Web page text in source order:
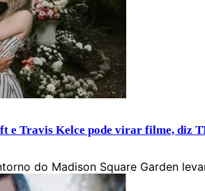
e Travis Kelce pode virar filme, diz
do Madison Square Garden